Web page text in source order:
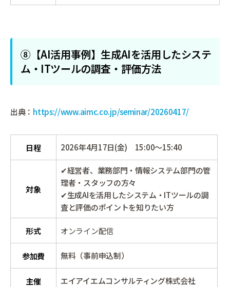
⑧【AI活用事例】生成AIを活用したシステ
ム・ITツールの調査・評価方法
出典： https://www.aimc.co.jp/seminar/20260417/
日程 2026年4月17日(金) 15:00～15:40
対象
✔経営者、業務部門・情報システム部門の管
理者・スタッフの方々
✔生成AIを活用したシステム・ITツールの調
査と評価のポイントを知りたい方
形式 オンライン配信
参加費 無料（事前申込制）
主催 エイアイエムコンサルティング株式会社